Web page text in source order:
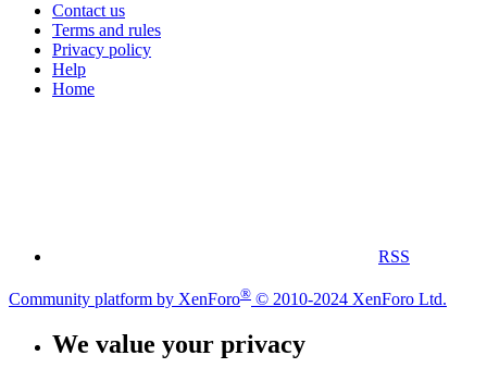
Contact us
Terms and rules
Privacy policy
Help
Home
RSS
Community platform by XenForo® © 2010-2024 XenForo Ltd.
We value your privacy